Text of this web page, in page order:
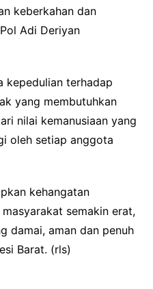
keberkahan dan
Adi Deriyan
kepedulian terhadap
yang membutuhkan
nilai kemanusiaan yang
oleh setiap anggota
kehangatan
semakin erat,
damai, aman dan penuh
Barat. (rls)